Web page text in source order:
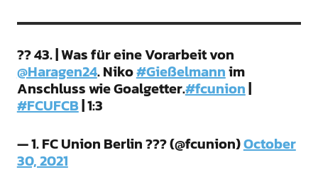
?? 43. | Was für eine Vorarbeit von
@Haragen24. Niko#Gießelmannim
Anschluss wie Goalgetter.#fcunion|
#FCUFCB| 1:3
— 1. FC Union Berlin ??? (@fcunion)October
30, 2021